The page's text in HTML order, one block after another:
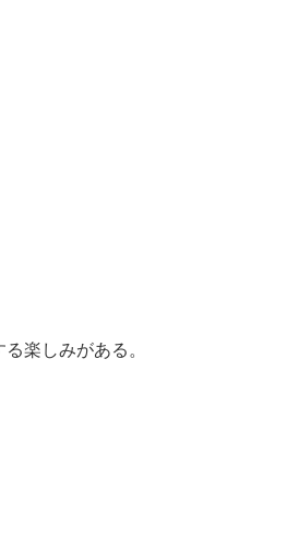
楽しみがある。